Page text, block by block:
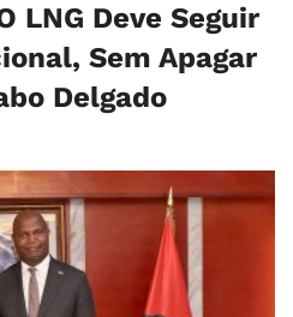
LNG Deve Seguir
Sem Apagar
Delgado